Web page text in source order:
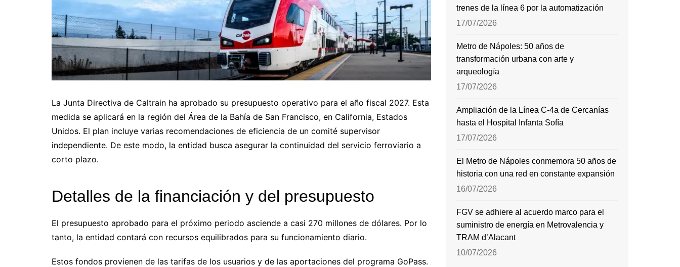
La Junta Directiva de Caltrain ha aprobado su presupuesto operativo para el año fiscal 2027. Esta
medida se aplicará en la región del Área de la Bahía de San Francisco, en California, Estados
Unidos. El plan incluye varias recomendaciones de eficiencia de un comité supervisor
independiente. De este modo, la entidad busca asegurar la continuidad del servicio ferroviario a
corto plazo.
Detalles de la financiación y del presupuesto
El presupuesto aprobado para el próximo periodo asciende a casi 270 millones de dólares. Por lo
tanto, la entidad contará con recursos equilibrados para su funcionamiento diario.
Estos fondos provienen de las tarifas de los usuarios y de las aportaciones del programa GoPass.
trenes de la línea 6 por la automatización
17/07/2026
Metro de Nápoles: 50 años de
transformación urbana con arte y
arqueología
17/07/2026
Ampliación de la Línea C-4a de Cercanías
hasta el Hospital Infanta Sofía
17/07/2026
El Metro de Nápoles conmemora 50 años de
historia con una red en constante expansión
16/07/2026
FGV se adhiere al acuerdo marco para el
suministro de energía en Metrovalencia y
TRAM d’Alacant
10/07/2026